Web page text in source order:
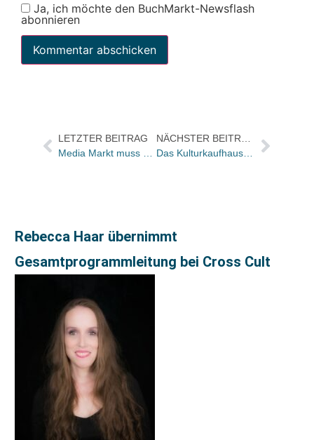
Ja, ich möchte den BuchMarkt-Newsflash
abonnieren
LETZTER BEITRAG
Rebecca Haar übernimmt
Gesamtprogrammleitung bei Cross Cult